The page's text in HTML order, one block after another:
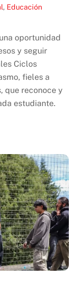
, Educación
oportunidad
y seguir
Ciclos
fieles a
que reconoce y
estudiante.